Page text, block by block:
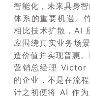
智能化，未来具身
体系的重要机遇。
相比技术扩散，AI
应围绕真实业务场
造价值并实现普惠
营销总经理 Victor
的企业，不是在流
计之初便将 AI 作